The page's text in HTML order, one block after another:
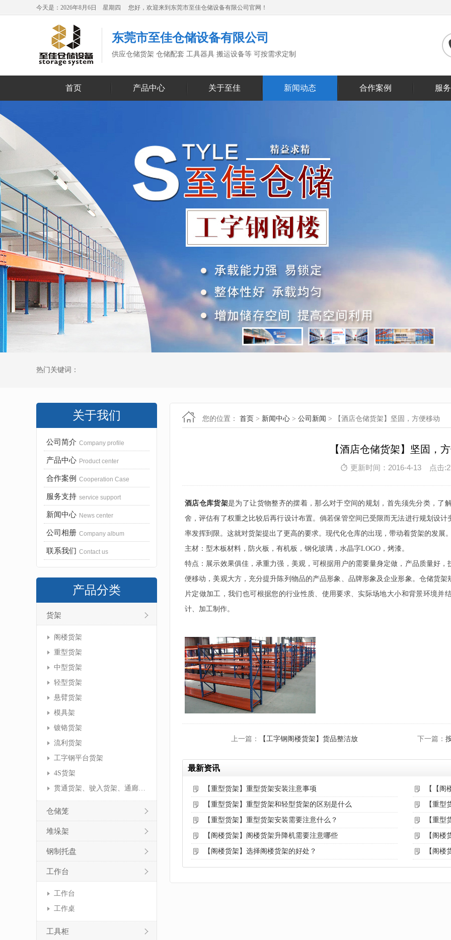
今天是：2026年8月6日 星期四 您好，欢迎来到东莞市至佳仓储设备有限公司官网！
东莞市至佳仓储设备有限公司
供应仓储货架 仓储配套 工具器具 搬运设备等 可按需求定制
首页 产品中心 关于至佳 新闻动态 合作案例 服
热门关键词：
关于我们
公司简介 Company profile
产品中心 Product center
合作案例 Cooperation Case
服务支持 service support
新闻中心 News center
公司相册 Company album
联系我们 Contact us
产品分类
货架
阁楼货架
重型货架
中型货架
轻型货架
悬臂货架
模具架
镀铬货架
流利货架
工字钢平台货架
4S货架
贯通货架、驶入货架、通廊货架
仓储笼
堆垛架
钢制托盘
工作台
工作台
工作桌
工具柜
您的位置： 首页 > 新闻中心 > 公司新闻 > 【酒店仓储货架】坚固，方便移动
【酒店仓储货架】坚固，
更新时间：2016-4-13 点击
酒店仓库货架是为了让货物整齐的摆着，那么对于空间的规划，首先须先分类，了
舍，评估有了权重之比较后再行设计布置。倘若保管空间已受限而无法进行规划设
率发挥到限。这就对货架提出了更高的要求。现代化仓库的出现，带动着货架的发展
主材：型木板材料，防火板，有机板，钢化玻璃，水晶字LOGO，烤漆。
特点：展示效果俱佳，承重力强，美观，可根据用户的需要量身定做，产品质量好
便移动，美观大方，充分提升陈列物品的产品形象、品牌形象及企业形象。仓储货
片定做加工，我们也可根据您的行业性质、使用要求、实际场地大小和背景环境并
计、加工制作。
上一篇： 【工字钢阁楼货架】货品整洁放 下一篇：
最新资讯
【重型货架】重型货架安装注意事项 【【阁
【重型货架】重型货架和轻型货架的区别是什么 【重型
【重型货架】重型货架安装需要注意什么？ 【重型
【阁楼货架】阁楼货架升降机需要注意哪些 【阁
【阁楼货架】选择阁楼货架的好处？ 【阁楼